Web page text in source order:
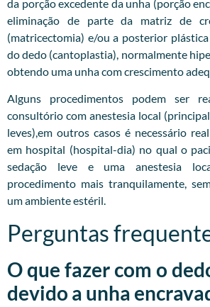
da porção excedente da unha (porção
eliminação de parte da matriz de
(matricectomia) e/ou a posterior
do dedo (cantoplastia), normalmente
obtendo uma unha com crescimento
Alguns procedimentos podem ser
consultório com anestesia local
leves),em outros casos é necessário
em hospital (hospital-dia) no qual o
sedação leve e uma anestesia
procedimento mais tranquilamente,
um ambiente estéril.
Perguntas
O que fazer com o
devido a unha